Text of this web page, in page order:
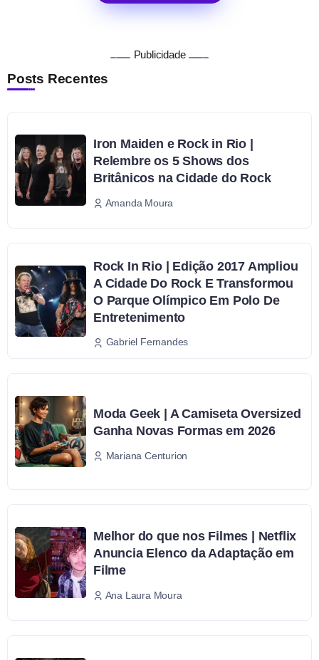
Publicidade
Posts Recentes
Iron Maiden e Rock in Rio |
Relembre os 5 Shows dos
Britânicos na Cidade do Rock
Amanda Moura
Rock In Rio | Edição 2017 Ampliou
A Cidade Do Rock E Transformou
O Parque Olímpico Em Polo De
Entretenimento
Gabriel Fernandes
Moda Geek | A Camiseta Oversized
Ganha Novas Formas em 2026
Mariana Centurion
Melhor do que nos Filmes | Netflix
Anuncia Elenco da Adaptação em
Filme
Ana Laura Moura